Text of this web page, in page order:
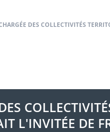
DES COLLECTIVITÉS
L'INVITÉE DE